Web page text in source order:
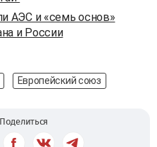
АЭС и «семь основ»
и России
Европейский союз
Поделиться